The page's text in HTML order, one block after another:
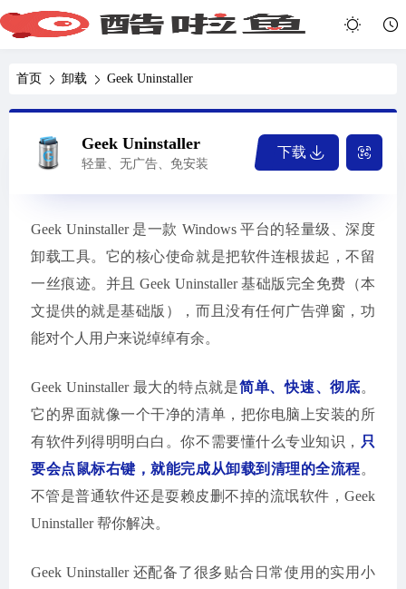
首页 卸载 Geek Uninstaller
Geek Uninstaller
轻量、无广告、免安装
下载
Geek Uninstaller 是一款 Windows 平台的轻量级、深度
卸载工具。它的核心使命就是把软件连根拔起，不留
一丝痕迹。并且 Geek Uninstaller 基础版完全免费（本
文提供的就是基础版），而且没有任何广告弹窗，功
能对个人用户来说绰绰有余。
Geek Uninstaller 最大的特点就是简单、快速、彻底。
它的界面就像一个干净的清单，把你电脑上安装的所
有软件列得明明白白。你不需要懂什么专业知识， 只
要会点鼠标右键，就能完成从卸载到清理的全流程。
不管是普通软件还是耍赖皮删不掉的流氓软件，Geek
Uninstaller 帮你解决。
Geek Uninstaller 还配备了很多贴合日常使用的实用小